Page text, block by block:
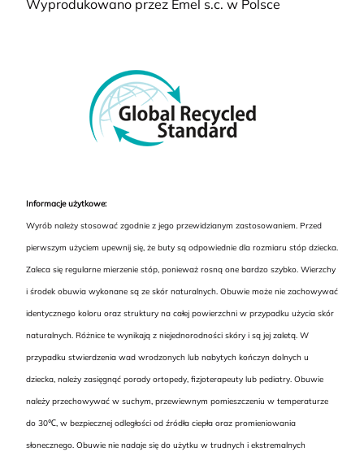
Wyprodukowano przez Emel s.c. w Polsce
Informacje użytkowe:
Wyrób należy stosować zgodnie z jego przewidzianym zastosowaniem. Przed
pierwszym użyciem upewnij się, że buty są odpowiednie dla rozmiaru stóp dziecka.
Zaleca się regularne mierzenie stóp, ponieważ rosną one bardzo szybko. Wierzchy
i środek obuwia wykonane są ze skór naturalnych. Obuwie może nie zachowywać
identycznego koloru oraz struktury na całej powierzchni w przypadku użycia skór
naturalnych. Różnice te wynikają z niejednorodności skóry i są jej zaletą. W
przypadku stwierdzenia wad wrodzonych lub nabytych kończyn dolnych u
dziecka, należy zasięgnąć porady ortopedy, fizjoterapeuty lub pediatry. Obuwie
należy przechowywać w suchym, przewiewnym pomieszczeniu w temperaturze
do 30℃, w bezpiecznej odległości od źródła ciepła oraz promieniowania
słonecznego. Obuwie nie nadaje się do użytku w trudnych i ekstremalnych